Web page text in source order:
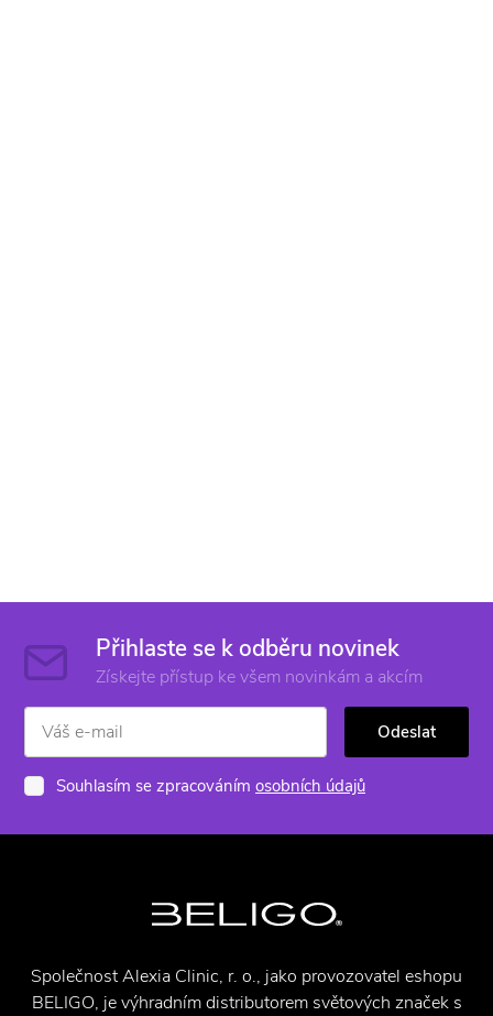
Přihlaste se k odběru novinek
Získejte přístup ke všem novinkám a akcím
Odeslat
Souhlasím se zpracováním osobních údajů
Společnost Alexia Clinic, r. o., jako provozovatel eshopu
BELIGO, je výhradním distributorem světových značek s